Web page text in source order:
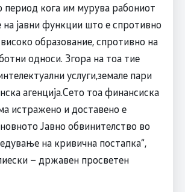
период кога им мурува рабониот
на јавни функции што е спротивно
образование, спротивно на
односи. Згора на тоа тие
услуги,земале пари
агенција.Сето тоа финансиска
истражено и доставено е
Јавно обвинителство во
на кривична постапка“,
– државен просветен